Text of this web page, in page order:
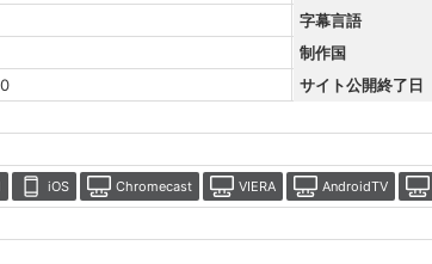
字幕言語
制作国
サイト公開終了日
iOS Chromecast VIERA AndroidTV